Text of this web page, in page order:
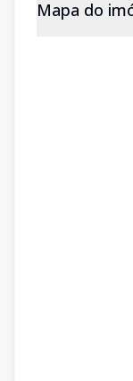
Mapa do